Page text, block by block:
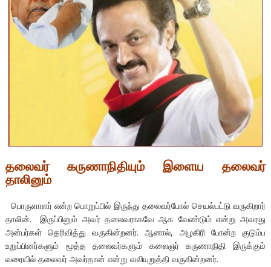
தலைவர் கருணாநிதியும் இளைய தலைவர்
தாலினும்
பொருளாளர் என்ற பொறுப்பில் இருந்து தலைவர்போல் செயல்பட்டு வருகிறார்
தாலின். இருப்பினும் அவர் தலைவராகவே ஆக வேண்டும் என்று அவரது
அன்பர்கள் தெரிவித்து வருகின்றனர். ஆனால், அழகிரி போன்ற குடும்ப
உறுப்பினர்களும் மூத்த தலைவர்களும் கலைஞர் கருணாநிதி இருக்கும்
வரையில் தலைவர் அவர்தான் என்று வலியுறுத்தி வருகின்றனர்.